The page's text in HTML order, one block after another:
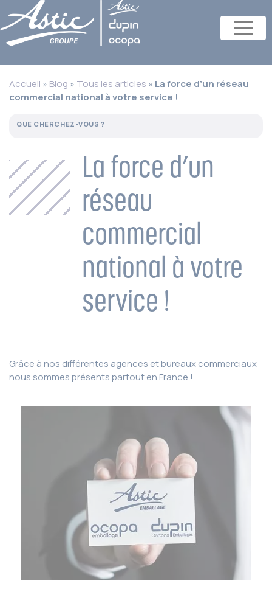
Accueil » Blog » Tous les articles » La force d’un réseau
commercial national à votre service !
La force d’un
réseau
commercial
national à votre
service !
Grâce à nos différentes agences et bureaux commerciaux
nous sommes présents partout en France !